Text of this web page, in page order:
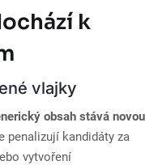
k
vlajky
obsah stává novou
penalizují kandidáty za
vytvoření